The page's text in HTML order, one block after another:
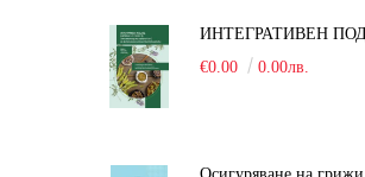
€0.00
0.00лв.